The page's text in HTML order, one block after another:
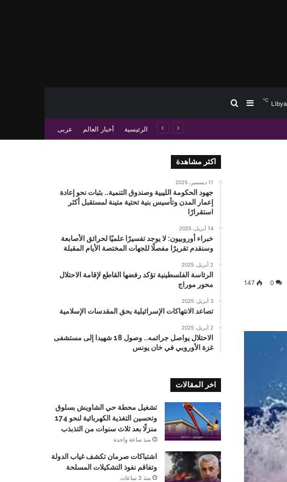
Libya
℃ إضافة عمود جانبي
بحث عن
الرئيسية أخبار العالم عربى
0
147
اكثر مشاهدة
11 ديسمبر، 2025
جهود الحكومة الليبية وصندوق التنمية.. بثبات نحو إعادة
إعمار المدن وتأسيس بنية تحتية متينة لمستقبل أكثر
استقرارًا
14 أبريل، 2025
خبراء أوروبيون: لا يوجد تفسيرًا علميًا لحرائق الأصابعة
وسنقدم تقريرًا مفصلًا للجهات المختصة الأيام المقبلة
2 أبريل، 2025
الرئاسة الفلسطينية تؤكد رفضها القاطع لإقامة الاحتلال
محور موراج
3 أبريل، 2025
تصاعد الانتهاكات الإسرائيلية بحق المقدسات الإسلامية
2 أبريل، 2025
الاحتلال يواصل جرائمه.. وصول 18 شهيدا إلى مستشفى
غزة الأوروبي في خان يونس
اخر المقالات
تشغيل محطة حي الشاويش بسلوق
وتحسين التغذية الكهربائية لنحو 174
منزلًا بعد ثلاث سنوات من التذبذب
منذ ساعة واحدة
اشتباكات صرمان تكشف غياب الدولة
وتفاقم نفوذ التشكيلات المسلحة
منذ 3 ساعات